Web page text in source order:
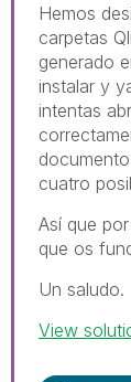
Hemos
carpetas
generado
instalar y
intentas
cuatro
Así que
que os
Un saludo.
View